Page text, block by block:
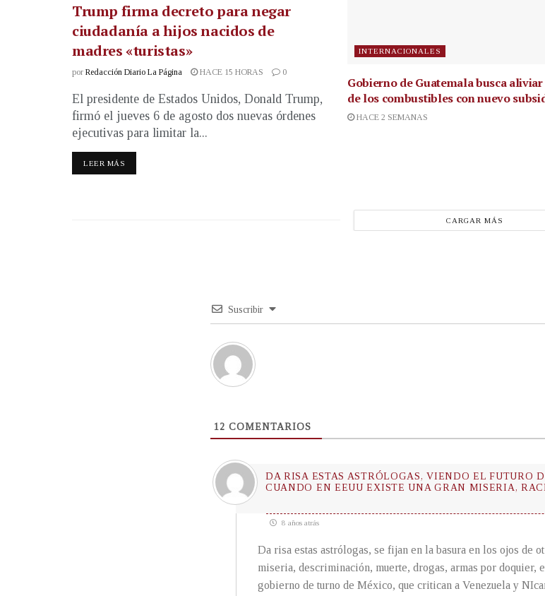
Trump firma decreto para negar
ciudadanía a hijos nacidos de
madres «turistas»
por Redacción Diario La Página HACE 15 HORAS 0
El presidente de Estados Unidos, Donald Trump,
firmó el jueves 6 de agosto dos nuevas órdenes
ejecutivas para limitar la...
LEER MÁS
INTERNACIONALES
Gobierno de Guatemala busca
de los combustibles con nuevo
HACE 2 SEMANAS
CARGAR MÁS
Suscribir
12 COMENTARIOS
DA RISA ESTAS ASTRÓLOGAS, VIENDO EL FUTURO
CUANDO EN EEUU EXISTE UNA GRAN MISERIA,
8 años atrás
Da risa estas astrólogas, se fijan en la basura en los ojos de
miseria, descriminación, muerte, drogas, armas por doquier,
gobierno de turno de México, que critican a Venezuela y